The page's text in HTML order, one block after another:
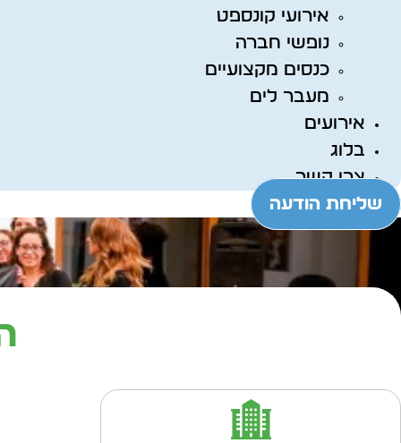
אירועי קונספט
נופשי חברה
כנסים מקצועיים
מעבר לים
אירועים
בלוג
צרו קשר
שליחת הודעה